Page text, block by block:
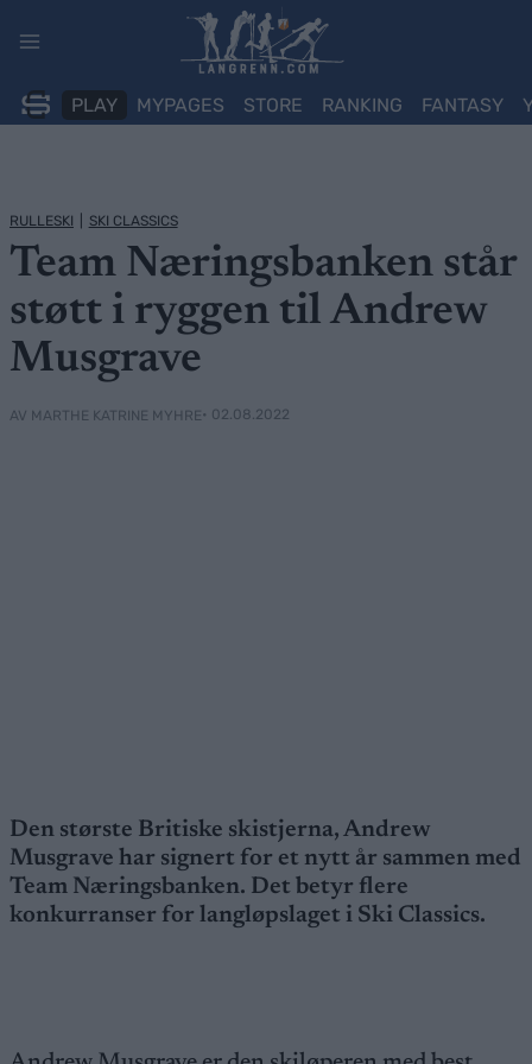
PLAY MYPAGES STORE RANKING FANTASY
RULLESKI SKI CLASSICS
Team Næringsbanken står
støtt i ryggen til Andrew
Musgrave
AV MARTHE KATRINE MYHRE• 02.08.2022
Den største Britiske skistjerna, Andrew
Musgrave har signert for et nytt år sammen med
Team Næringsbanken. Det betyr flere
konkurranser for langløpslaget i Ski Classics.